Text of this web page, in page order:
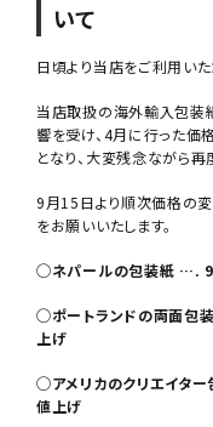
いて
日頃より当店をご利用いた
当店取扱の海外輸入包装
響を受け、4月に行った
となり、大変残念ながら再
9月15日より順次価格の変
をお願いいたします。
◯ネパールの包装紙 …. 9
◯ポートランドの両面包
上げ
◯アメリカのクリエイタ
値上げ